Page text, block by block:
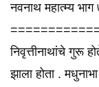
नवनाथ महात्म्य भाग
निवृत्तीनाथांचे गुरू
झाला होता .